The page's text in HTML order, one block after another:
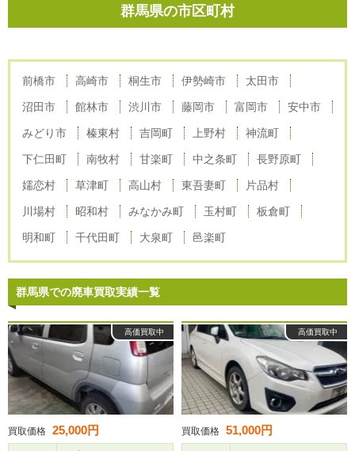
群馬県の市区町村
前橋市 高崎市 桐生市 伊勢崎市 太田市
沼田市 館林市 渋川市 藤岡市 富岡市 安中市
みどり市 榛東村 吉岡町 上野村 神流町
下仁田町 南牧村 甘楽町 中之条町 長野原町
嬬恋村 草津町 高山村 東吾妻町 片品村
川場村 昭和村 みなかみ町 玉村町 板倉町
明和町 千代田町 大泉町 邑楽町
群馬県での廃車買取実績一覧
高価買取中
買取価格 25,000円
高価買取中
買取価格 51,000円